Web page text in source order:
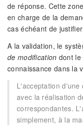
de réponse. Cette
en charge de la
cas échéant de
A la validation, le
de modification dont
connaissance dans la
L'acceptation
avec la réalisation
correspondantes.
simplement, à la